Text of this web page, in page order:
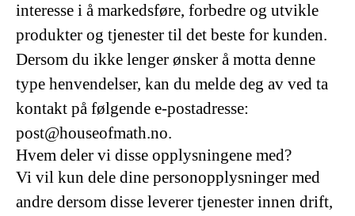
interesse i å markedsføre, forbedre og utvikle
produkter og tjenester til det beste for kunden.
Dersom du ikke lenger ønsker å motta denne
type henvendelser, kan du melde deg av ved ta
kontakt på følgende e-postadresse:
post@houseofmath.no.
Hvem deler vi disse opplysningene med?
Vi vil kun dele dine personopplysninger med
andre dersom disse leverer tjenester innen drift,